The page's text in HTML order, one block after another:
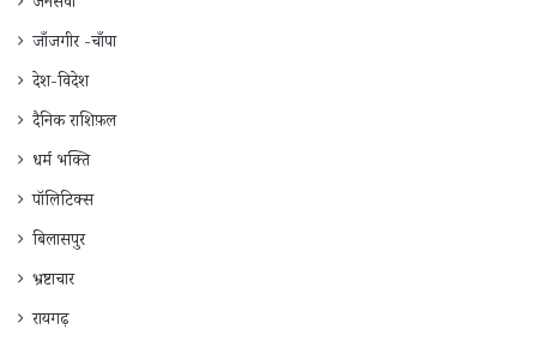
जाँजगीर -चाँपा
देश-विदेश
दैनिक राशिफ़ल
धर्म भक्ति
पॉलिटिक्स
बिलासपुर
भ्रष्टाचार
रायगढ़